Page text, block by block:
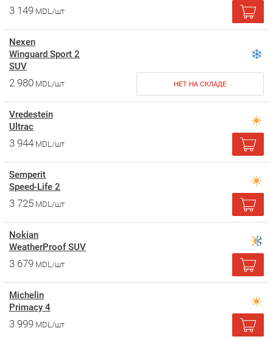
3 149 MDL/шт
Nexen
Winguard Sport 2
SUV
2 980 MDL/шт НЕТ НА СКЛАДЕ
Vredestein
Ultrac
3 944 MDL/шт
Semperit
Speed-Life 2
3 725 MDL/шт
Nokian
WeatherProof SUV
3 679 MDL/шт
Michelin
Primacy 4
3 999 MDL/шт